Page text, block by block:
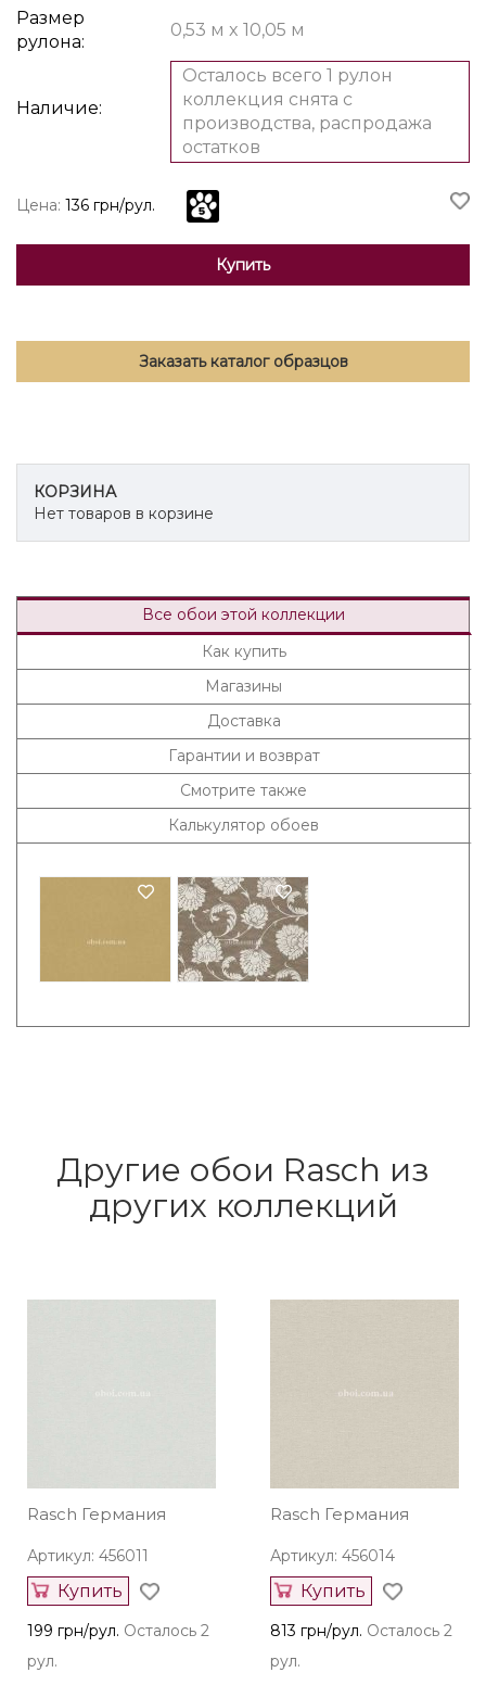
Размер
рулона:
0,53 м x 10,05 м
Наличие:
Осталось всего 1 рулон
коллекция снята с
производства, распродажа
остатков
Цена: 136 грн/рул.
Купить
Заказать каталог образцов
КОРЗИНА
Нет товаров в корзине
Все обои этой коллекции
Как купить
Магазины
Доставка
Гарантии и возврат
Смотрите также
Калькулятор обоев
Другие обои Rasch из
других коллекций
Rasch Германия
Артикул: 456011
Купить
199 грн/рул. Осталось 2
рул.
Rasch Германия
Артикул: 456014
Купить
813 грн/рул. Осталось 2
рул.